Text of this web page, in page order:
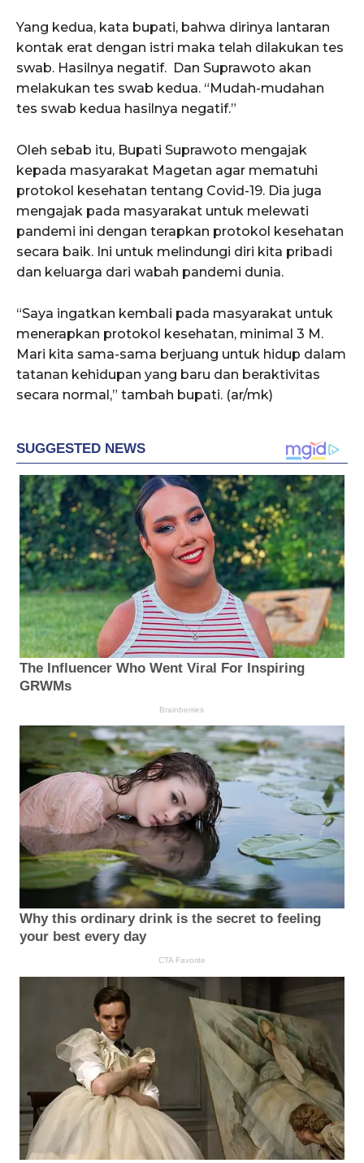
Yang kedua, kata bupati, bahwa dirinya lantaran
kontak erat dengan istri maka telah dilakukan tes
swab. Hasilnya negatif. Dan Suprawoto akan
melakukan tes swab kedua. “Mudah-mudahan
tes swab kedua hasilnya negatif.”
Oleh sebab itu, Bupati Suprawoto mengajak
kepada masyarakat Magetan agar mematuhi
protokol kesehatan tentang Covid-19. Dia juga
mengajak pada masyarakat untuk melewati
pandemi ini dengan terapkan protokol kesehatan
secara baik. Ini untuk melindungi diri kita pribadi
dan keluarga dari wabah pandemi dunia.
“Saya ingatkan kembali pada masyarakat untuk
menerapkan protokol kesehatan, minimal 3 M.
Mari kita sama-sama berjuang untuk hidup dalam
tatanan kehidupan yang baru dan beraktivitas
secara normal,” tambah bupati. (ar/mk)